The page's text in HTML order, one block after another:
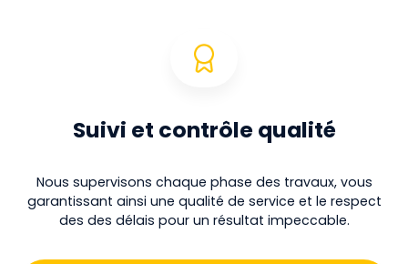
Suivi et contrôle qualité
Nous supervisons chaque phase des travaux, vous
garantissant ainsi une qualité de service et le respect
des des délais pour un résultat impeccable.